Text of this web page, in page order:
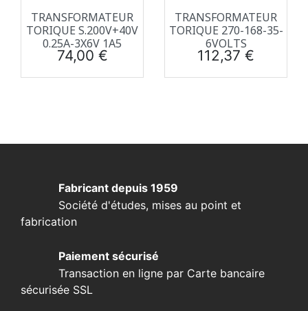
TRANSFORMATEUR
TORIQUE S.200V+40V
0.25A-3X6V 1A5
Prix
74,00 €
TRANSFORMATEUR
TORIQUE 270-168-35-
6VOLTS
Prix
112,37 €
Fabricant depuis 1959
Société d'études, mises au point et
fabrication
Paiement sécurisé
Transaction en ligne par Carte bancaire
sécurisée SSL